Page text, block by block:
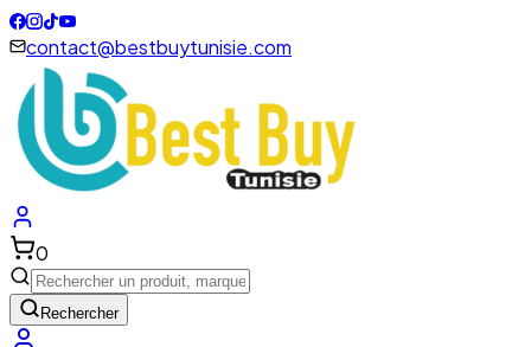
contact@bestbuytunisie.com
0
Rechercher